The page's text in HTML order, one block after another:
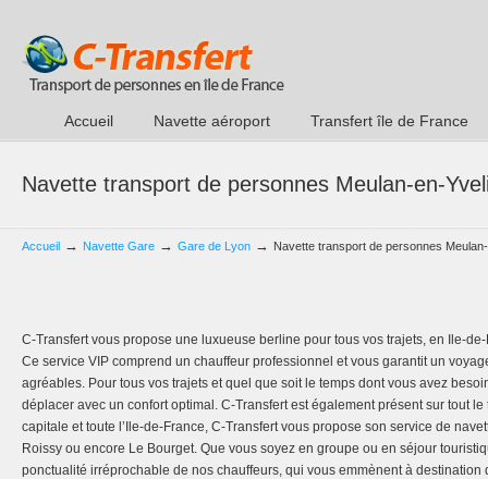
Accueil Navette aéroport Transfert île de France
Navette transport de personnes Meulan-en-
Accueil → Navette Gare → Gare de Lyon → Navette transport de personnes
C-Transfert vous propose une luxueuse berline pour tous vos trajets, en Ile-
Ce service VIP comprend un chauffeur professionnel et vous garantit un
agréables. Pour tous vos trajets et quel que soit le temps dont vous avez
déplacer avec un confort optimal. C-Transfert est également présent sur tout
capitale et toute l’Ile-de-France, C-Transfert vous propose son service de
Roissy ou encore Le Bourget. Que vous soyez en groupe ou en séjour
ponctualité irréprochable de nos chauffeurs, qui vous emmènent à destination